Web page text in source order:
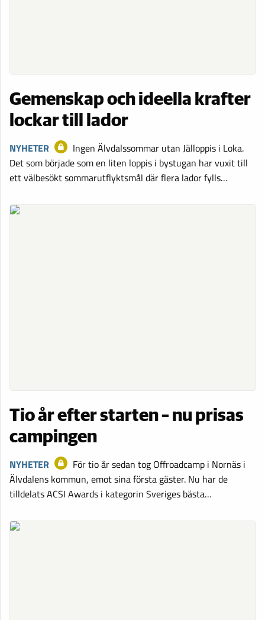
Gemenskap och ideella krafter
lockar till lador
NYHETER
Ingen Älvdalssommar utan Jälloppis i Loka.
Det som började som en liten loppis i bystugan har vuxit till
ett välbesökt sommarutflyktsmål där flera lador fylls…
Tio år efter starten – nu prisas
campingen
NYHETER
För tio år sedan tog Offroadcamp i Nornäs i
Älvdalens kommun, emot sina första gäster. Nu har de
tilldelats ACSI Awards i kategorin Sveriges bästa…